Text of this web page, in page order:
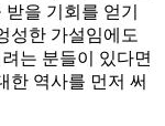
을 기회를 얻기
성한 가설임에도
는 분들이 있다면
한 역사를 먼저 써